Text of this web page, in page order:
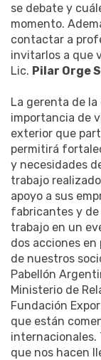
se debate y
momento.
contactar a
invitarlos a que
Lic. Pilar Orge
La gerenta de
importancia de
exterior que
permitirá
y necesidades
trabajo
apoyo a sus
fabricantes y
trabajo en un
dos acciones
de nuestros
Pabellón
Ministerio de
Fundación
que están
internacionales.
que nos hacen